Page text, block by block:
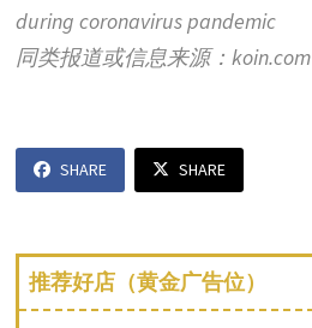
during coronavirus pandemic
同类报道或信息来源：koin.com
SHARE SHARE
推荐好店（黄金广告位）